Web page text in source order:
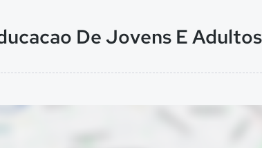
De Jovens E Adultos